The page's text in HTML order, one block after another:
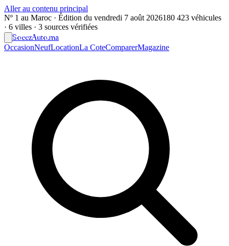
Aller au contenu principal
Nº 1 au Maroc · Édition du vendredi 7 août 2026180 423 véhicules
· 6 villes · 3 sources vérifiées
SoeezAuto.ma
OccasionNeufLocationLa CoteComparerMagazine